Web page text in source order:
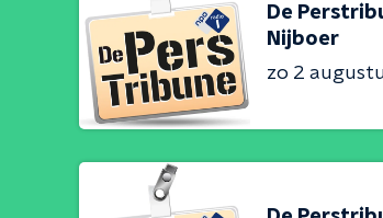
De
Nijboer
zo 2